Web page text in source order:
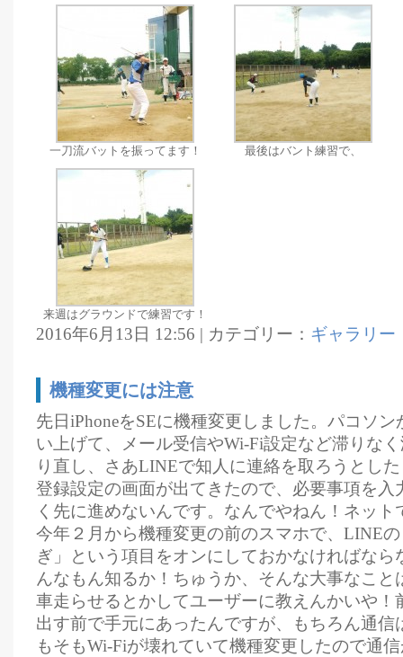
一刀流バットを振ってます！ 最後はバント練習で、
来週はグラウンドで練習です！
2016年6月13日 12:56 | カテゴリー： ギャラリー
機種変更には注意
先日iPhoneをSEに機種変更しました。パコソ
い上げて、メール受信やWi-Fi設定など滞りな
り直し、さあLINEで知人に連絡を取ろうとし
登録設定の画面が出てきたので、必要事項を入
く先に進めないんです。なんでやねん！ネッ
今年２月から機種変更の前のスマホで、LINE
ぎ」という項目をオンにしておかなければなら
んなもん知るか！ちゅうか、そんな大事なこ
車走らせるとかしてユーザーに教えんかいや！
出す前で手元にあったんですが、もちろん通信
もそもWi-Fiが壊れていて機種変更したので通